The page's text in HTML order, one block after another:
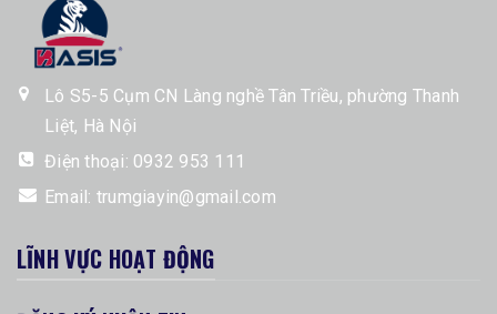
Lô S5-5 Cụm CN Làng nghề Tân Triều, phường Thanh
Liệt, Hà Nội
Điện thoại: 0932 953 111
Email: trumgiayin@gmail.com
LĨNH VỰC HOẠT ĐỘNG